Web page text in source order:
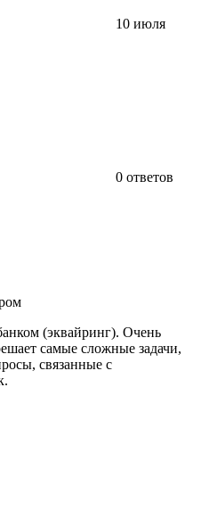
10 июля
0 ответов
(эквайринг). Очень
самые сложные задачи,
связанные с